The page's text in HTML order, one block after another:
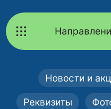
Новости и
Реквизиты